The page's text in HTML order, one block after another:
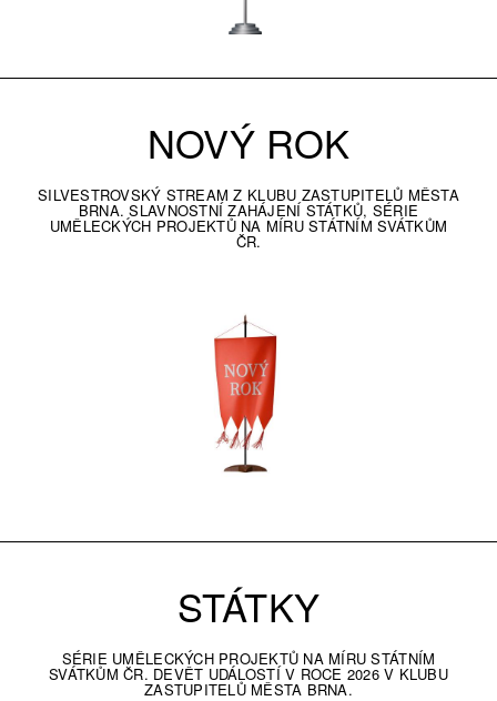
NOVÝ ROK
SILVESTROVSKÝ STREAM Z KLUBU ZASTUPITELŮ MĚSTA
BRNA. SLAVNOSTNÍ ZAHÁJENÍ STÁTKŮ, SÉRIE
UMĚLECKÝCH PROJEKTŮ NA MÍRU STÁTNÍM SVÁTKŮM
ČR.
STÁTKY
SÉRIE UMĚLECKÝCH PROJEKTŮ NA MÍRU STÁTNÍM
SVÁTKŮM ČR. DEVĚT UDÁLOSTÍ V ROCE 2026 V KLUBU
ZASTUPITELŮ MĚSTA BRNA.